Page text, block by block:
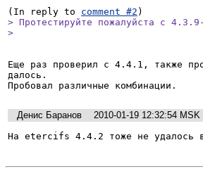
(In reply to comment #2
> Протестируйте пожалуйста с
>
Еще раз проверил с 4.4.1, также
далось.
Пробовал различные комбинации.
Денис Баранов
2010-01-19 12:32:54 MSK
На etercifs 4.4.2 тоже не удалось